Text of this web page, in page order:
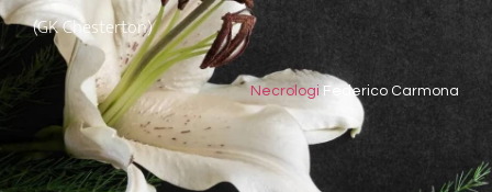
(GK Chesterton)
Necrologi Federico Carmona